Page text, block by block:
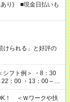
り) ■現金日払いも
けられる」と好評の
：00 ・13：00～
！ ＜Ｗワークや扶